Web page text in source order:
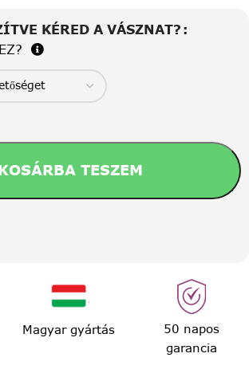
KÉRED A VÁSZNAT?
TESZEM
Magyar gyártás
50 napos
garancia